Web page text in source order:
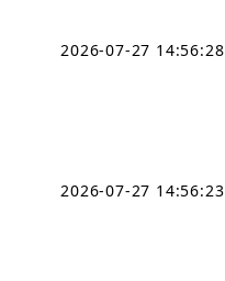
2026-07-27 14:56:28
2026-07-27 14:56:23